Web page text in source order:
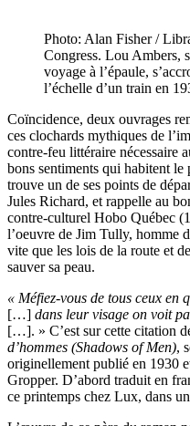
Photo: Alan Fisher /
Congress. Lou Ambers,
voyage à l’épaule,
l’échelle d’un train en
Coïncidence, deux ouvrages
ces clochards mythiques de
contre-feu littéraire nécessaire
bons sentiments qui habitent le
trouve un de ses points de
Jules Richard, et rappelle au
contre-culturel Hobo Québec
l’oeuvre de Jim Tully, homme
vite que les lois de la route et
sauver sa peau.
« Méfiez-vous de tous ceux en
[…] dans leur visage on voit
[…]. » C’est sur cette citation
d’hommes (Shadows of Men),
originellement publié en 1930
Gropper. D’abord traduit en
ce printemps chez Lux, dans